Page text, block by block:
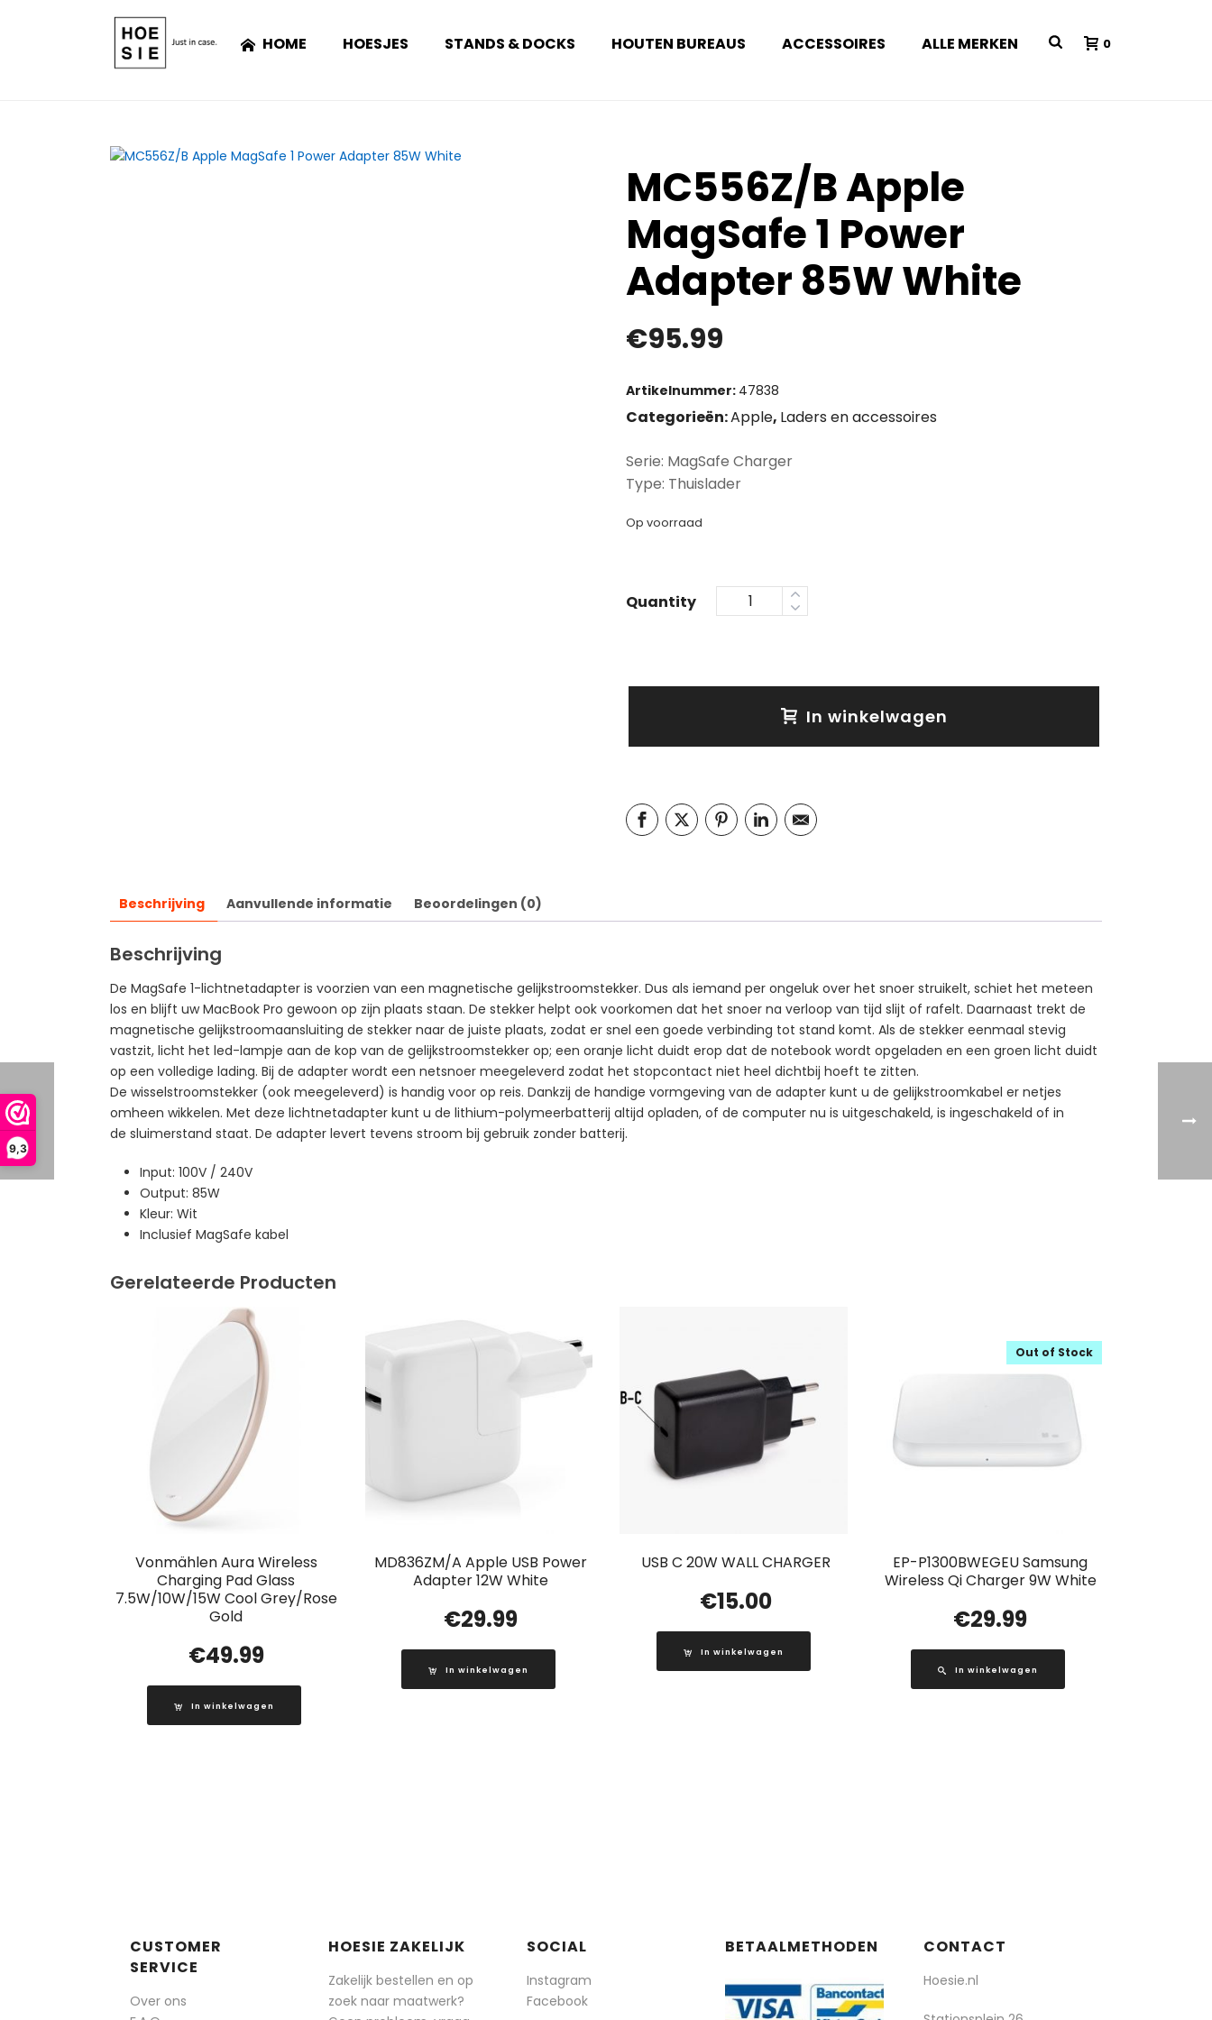
9,3
HOME HOESJES STANDS & DOCKS HOUTEN BUREAUS ACCESSOIRES ALLE MERKEN 0
MC556Z/B Apple
MagSafe 1 Power
Adapter 85W White
€95.99
Artikelnummer: 47838
Categorieën:Apple, Laders en accessoires
Serie: MagSafe Charger
Type: Thuislader
Op voorraad
Quantity
In winkelwagen
Beschrijving Aanvullende informatie Beoordelingen (0)
Beschrijving
De MagSafe 1-lichtnetadapter is voorzien van een magnetische gelijkstroomstekker. Dus als iemand per ongeluk over het snoer struikelt, schiet het meteen
los en blijft uw MacBook Pro gewoon op zijn plaats staan. De stekker helpt ook voorkomen dat het snoer na verloop van tijd slijt of rafelt. Daarnaast trekt de
magnetische gelijkstroomaansluiting de stekker naar de juiste plaats, zodat er snel een goede verbinding tot stand komt. Als de stekker eenmaal stevig
vastzit, licht het led-lampje aan de kop van de gelijkstroomstekker op; een oranje licht duidt erop dat de notebook wordt opgeladen en een groen licht duidt
op een volledige lading. Bij de adapter wordt een netsnoer meegeleverd zodat het stopcontact niet heel dichtbij hoeft te zitten.
De wisselstroomstekker (ook meegeleverd) is handig voor op reis. Dankzij de handige vormgeving van de adapter kunt u de gelijkstroomkabel er netjes
omheen wikkelen. Met deze lichtnetadapter kunt u de lithium-polymeerbatterij altijd opladen, of de computer nu is uitgeschakeld, is ingeschakeld of in
de sluimerstand staat. De adapter levert tevens stroom bij gebruik zonder batterij.
Input: 100V / 240V
Output: 85W
Kleur: Wit
Inclusief MagSafe kabel
Gerelateerde Producten
Vonmählen Aura Wireless
Charging Pad Glass
7.5W/10W/15W Cool Grey/Rose
Gold
€49.99
In winkelwagen
MD836ZM/A Apple USB Power
Adapter 12W White
€29.99
In winkelwagen
USB C 20W WALL CHARGER
€15.00
In winkelwagen
EP-P1300BWEGEU Samsung
Wireless Qi Charger 9W White
Out of Stock
€29.99
In winkelwagen
CUSTOMER
SERVICE
Over ons
HOESIE ZAKELIJK
Zakelijk bestellen en op
zoek naar maatwerk?
SOCIAL
Instagram
Facebook
BETAALMETHODEN CONTACT
Hoesie.nl